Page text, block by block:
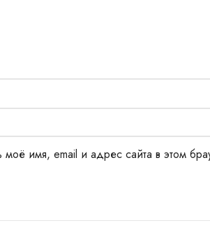
моё имя, email и адрес сайта в этом